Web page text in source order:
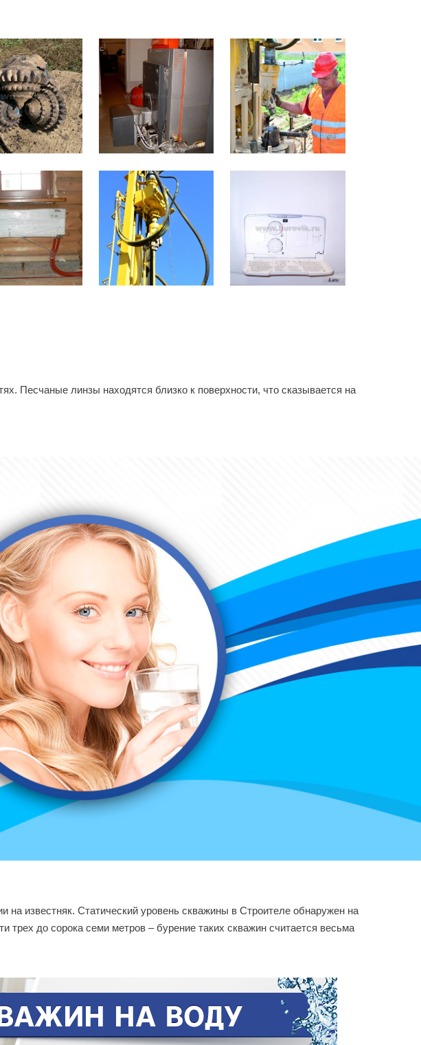
Песчаные линзы находятся близко к поверхности, что сказывается на
на известняк. Статический уровень скважины в Строителе обнаружен на
до сорока семи метров – бурение таких скважин считается весьма